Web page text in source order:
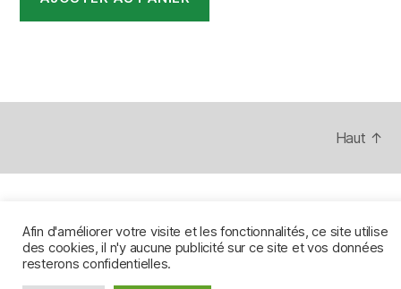
était :
est :
Haut ↑
Afin d'améliorer votre visite et les fonctionnalités, ce site utilise
des cookies, il n'y aucune publicité sur ce site et vos données
resterons confidentielles.